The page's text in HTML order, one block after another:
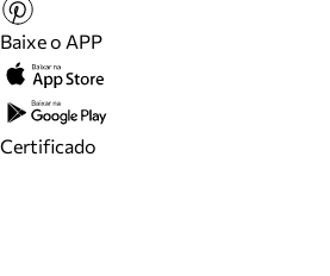
Baixe o APP
Certificado